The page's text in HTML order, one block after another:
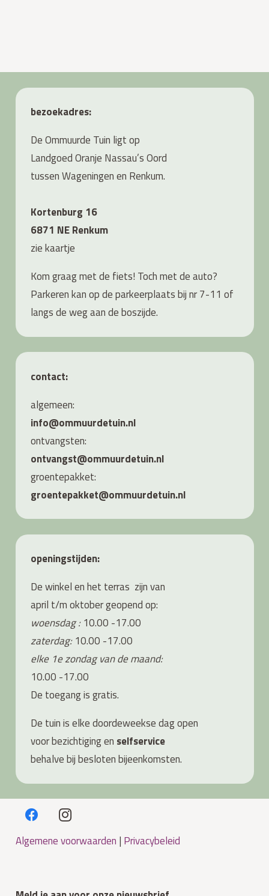
bezoekadres:
De Ommuurde Tuin ligt op
Landgoed Oranje Nassau’s Oord
tussen Wageningen en Renkum.
Kortenburg 16
6871 NE Renkum
ziekaartje
Kom graag met de fiets! Toch met de auto?
Parkeren kan op de parkeerplaats bij nr 7-11 of
langs de weg aan de boszijde.
contact:
algemeen:
info@ommuurdetuin.nl
ontvangsten:
ontvangst@ommuurdetuin.nl
groentepakket:
groentepakket@ommuurdetuin.nl
openingstijden:
De winkel en het terras zijn van
april t/m oktober geopend op:
woensdag :10.00 -17.00
zaterdag: 10.00 -17.00
elke 1e zondag van de maand:
10.00 -17.00
De toegang is gratis.
De tuin is elke doordeweekse dag open
voor bezichtiging en selfservice
behalve bij besloten bijeenkomsten.
Algemene voorwaarden | Privacybeleid